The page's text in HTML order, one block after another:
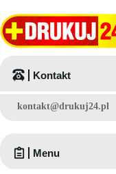
Kontakt
kontakt@drukuj24.pl
Menu